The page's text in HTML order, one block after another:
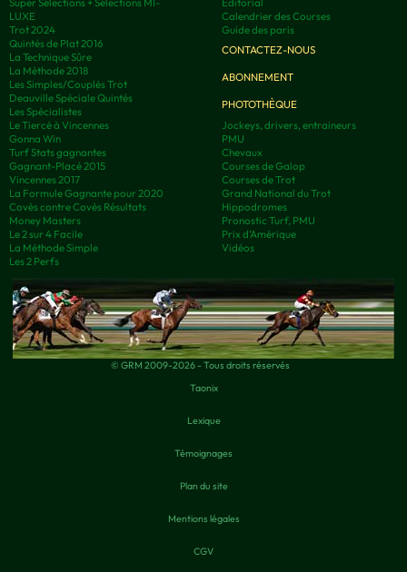
LUXE
Trot 2024
Quintés de Plat 2016
La Technique Sûre
La Méthode 2018
Les Simples/Couplés Trot
Deauville Spéciale Quintés
Les Spécialistes
Le Tiercé à Vincennes
Gonna Win
Turf Stats gagnantes
Gagnant-Placé 2015
Vincennes 2017
La Formule Gagnante pour 2020
Covès contre Covès Résultats
Money Masters
Le 2 sur 4 Facile
La Méthode Simple
Les 2 Perfs
Calendrier des Courses
Guide des paris
CONTACTEZ-NOUS
ABONNEMENT
PHOTOTHÈQUE
Jockeys, drivers, entraineurs
PMU
Chevaux
Courses de Galop
Courses de Trot
Grand National du Trot
Hippodromes
Pronostic Turf, PMU
Prix d’Amérique
Vidéos
© GRM 2009-2026 - Tous droits réservés
Taonix
Lexique
Témoignages
Plan du site
Mentions légales
CGV